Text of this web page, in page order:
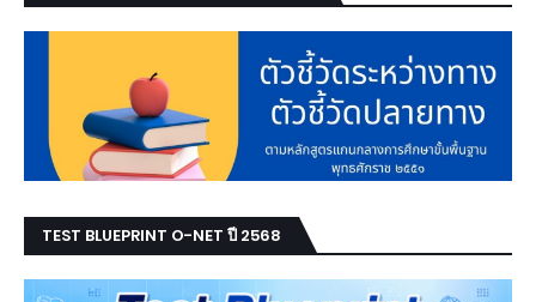
TEST BLUEPRINT O-NET ปี 2568